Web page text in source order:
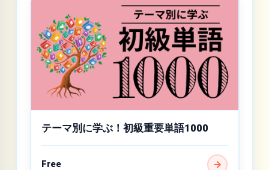
テーマ別に学ぶ！初級重要単語1000
Free